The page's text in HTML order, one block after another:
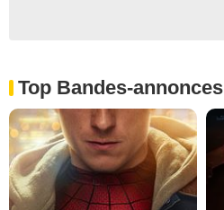
Top Bandes-annonces